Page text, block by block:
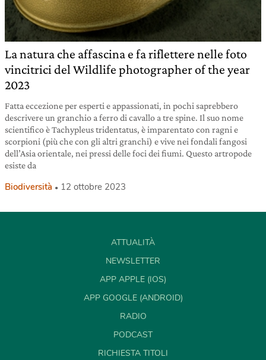
La natura che affascina e fa riflettere nelle foto
vincitrici del Wildlife photographer of the year
2023
Fatta eccezione per esperti e appassionati, in pochi saprebbero
descrivere un granchio a ferro di cavallo a tre spine. Il suo nome
scientifico è Tachypleus tridentatus, è imparentato con ragni e
scorpioni (più che con gli altri granchi) e vive nei fondali fangosi
dell’Asia orientale, nei pressi delle foci dei fiumi. Questo artropode
esiste da
Biodiversità 12 ottobre 2023
ATTUALITÀ
NEWSLETTER
APP APPLE (IOS)
APP GOOGLE (ANDROID)
RADIO
PODCAST
RICHIESTA TITOLI